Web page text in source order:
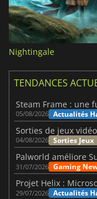
Nightingale
TENDANCES
05/08/2026 Actualités
04/08/2026 Sorties Jeux
Palworld améliore
31/07/2026 Gaming
Projet Helix :
29/07/2026 Actualités